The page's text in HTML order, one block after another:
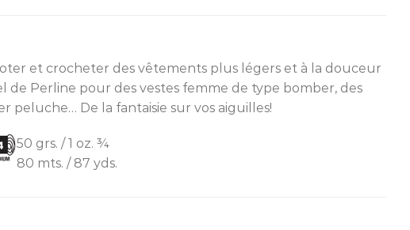
et crocheter des vêtements plus légers et à la douceur
Perline pour des vestes femme de type bomber, des
De la fantaisie sur vos aiguilles!
50 grs. / 1 oz. ¾
80 mts. / 87 yds.